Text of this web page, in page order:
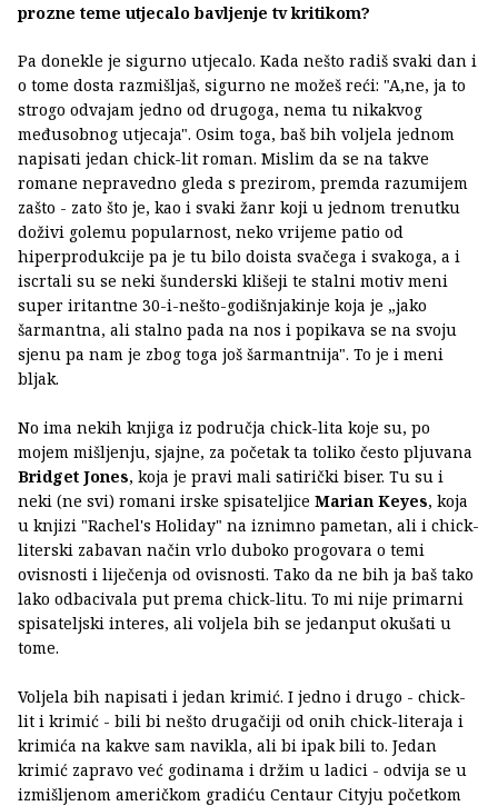
prozne teme utjecalo bavljenje tv kritikom?
Pa donekle je sigurno utjecalo. Kada nešto radiš svaki dan i
o tome dosta razmišljaš, sigurno ne možeš reći: "A,ne, ja to
strogo odvajam jedno od drugoga, nema tu nikakvog
međusobnog utjecaja". Osim toga, baš bih voljela jednom
napisati jedan chick-lit roman. Mislim da se na takve
romane nepravedno gleda s prezirom, premda razumijem
zašto - zato što je, kao i svaki žanr koji u jednom trenutku
doživi golemu popularnost, neko vrijeme patio od
hiperprodukcije pa je tu bilo doista svačega i svakoga, a i
iscrtali su se neki šunderski klišeji te stalni motiv meni
super iritantne 30-i-nešto-godišnjakinje koja je „jako
šarmantna, ali stalno pada na nos i popikava se na svoju
sjenu pa nam je zbog toga još šarmantnija". To je i meni
bljak.
No ima nekih knjiga iz područja chick-lita koje su, po
mojem mišljenju, sjajne, za početak ta toliko često pljuvana
Bridget Jones, koja je pravi mali satirički biser. Tu su i
neki (ne svi) romani irske spisateljice Marian Keyes, koja
u knjizi "Rachel's Holiday" na iznimno pametan, ali i chick-
literski zabavan način vrlo duboko progovara o temi
ovisnosti i liječenja od ovisnosti. Tako da ne bih ja baš tako
lako odbacivala put prema chick-litu. To mi nije primarni
spisateljski interes, ali voljela bih se jedanput okušati u
tome.
Voljela bih napisati i jedan krimić. I jedno i drugo - chick-
lit i krimić - bili bi nešto drugačiji od onih chick-literaja i
krimića na kakve sam navikla, ali bi ipak bili to. Jedan
krimić zapravo već godinama i držim u ladici - odvija se u
izmišljenom američkom gradiću Centaur Cityju početkom